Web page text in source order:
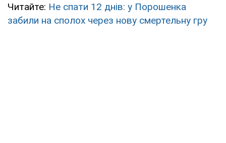
Читайте: Не спати 12 днів: у Порошенка
забили на сполох через нову смертельну гру